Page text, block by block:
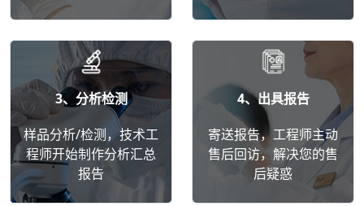
3、分析检测
样品分析/检测，技术工
程师开始制作分析汇总
报告
4、出具报告
寄送报告，工程师主动
售后回访，解决您的售
后疑惑